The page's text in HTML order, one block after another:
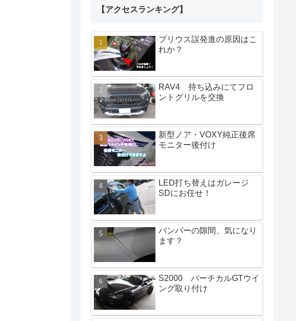
【アクセスランキング】
プリウス誤発進の原因はこ
れか？
RAV4 持ち込みにてフロ
ントグリルを交換
新型ノア・VOXY純正後席
モニター後付け
LED打ち替えはガレージ
SDにお任せ！
バンパーの隙間、気になり
ます？
S2000 バーチカルGTウイ
ング取り付け